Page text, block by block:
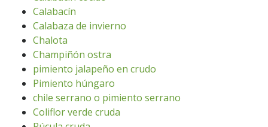
Calabacín
Calabaza de invierno
Chalota
Champiñón ostra
pimiento jalapeño en crudo
Pimiento húngaro
chile serrano o pimiento serrano
Coliflor verde cruda